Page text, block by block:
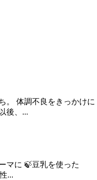
。 体調不良をきっかけに
後、...
マに 🍃豆乳を使った
...